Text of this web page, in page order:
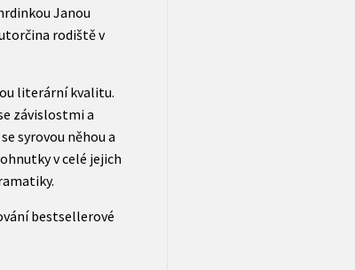
Janou
rodiště v
literární kvalitu.
závislostmi a
syrovou něhou a
v celé jejich
bestsellerové